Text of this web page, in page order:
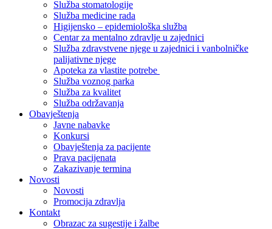
Služba stomatologije
Služba medicine rada
Higijensko – epidemiološka služba
Centar za mentalno zdravlje u zajednici
Služba zdravstvene njege u zajednici i vanbolničke
palijativne njege
Apoteka za vlastite potrebe
Služba voznog parka
Služba za kvalitet
Služba održavanja
Obavještenja
Javne nabavke
Konkursi
Obavještenja za pacijente
Prava pacijenata
Zakazivanje termina
Novosti
Novosti
Promocija zdravlja
Kontakt
Obrazac za sugestije i žalbe